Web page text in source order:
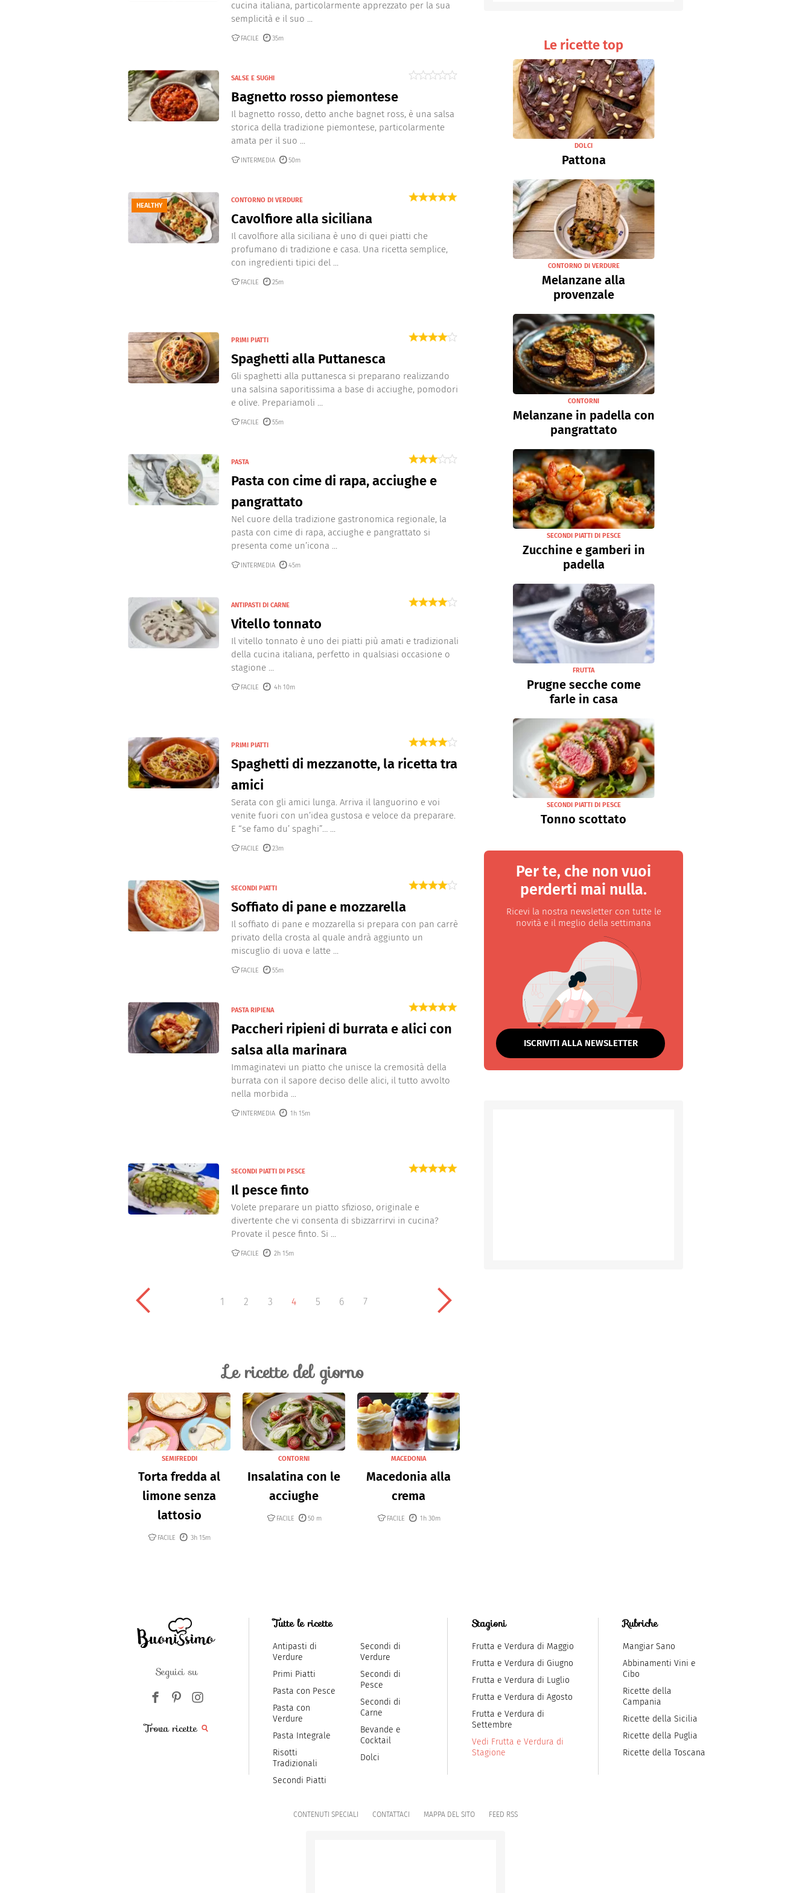
Pasqua
cucina italiana, particolarmente apprezzato per la sua
semplicità e il suo ...
FACILE 35m
SALSE E SUGHI
Bagnetto rosso piemontese
Il bagnetto rosso, detto anche bagnet ross, è una salsa
storica della tradizione piemontese, particolarmente
amata per il suo ...
INTERMEDIA 50m
HEALTHY
CONTORNO DI VERDURE
Cavolfiore alla siciliana
Il cavolfiore alla siciliana è uno di quei piatti che
profumano di tradizione e casa. Una ricetta semplice,
con ingredienti tipici del ...
FACILE 25m
PRIMI PIATTI
Spaghetti alla Puttanesca
Gli spaghetti alla puttanesca si preparano realizzando
una salsina saporitissima a base di acciughe, pomodori
e olive. Prepariamoli ...
FACILE 55m
PASTA
Pasta con cime di rapa, acciughe e
pangrattato
Nel cuore della tradizione gastronomica regionale, la
pasta con cime di rapa, acciughe e pangrattato si
presenta come un’icona ...
INTERMEDIA 45m
ANTIPASTI DI CARNE
Vitello tonnato
Il vitello tonnato è uno dei piatti più amati e tradizionali
della cucina italiana, perfetto in qualsiasi occasione o
stagione ...
FACILE 4h 10m
PRIMI PIATTI
Spaghetti di mezzanotte, la ricetta tra
amici
Serata con gli amici lunga. Arriva il languorino e voi
venite fuori con un’idea gustosa e veloce da preparare.
E “se famo du’ spaghi”… ...
FACILE 23m
SECONDI PIATTI
Soffiato di pane e mozzarella
Il soffiato di pane e mozzarella si prepara con pan carrè
privato della crosta al quale andrà aggiunto un
miscuglio di uova e latte ...
FACILE 55m
PASTA RIPIENA
Paccheri ripieni di burrata e alici con
salsa alla marinara
Immaginatevi un piatto che unisce la cremosità della
burrata con il sapore deciso delle alici, il tutto avvolto
nella morbida ...
INTERMEDIA 1h 15m
SECONDI PIATTI DI PESCE
Il pesce finto
Volete preparare un piatto sfizioso, originale e
divertente che vi consenta di sbizzarrirvi in cucina?
Provate il pesce finto. Si ...
FACILE 2h 15m
1 2 3 4 5 6 7
Le ricette del giorno
SEMIFREDDI
Torta fredda al
limone senza
lattosio
FACILE 3h 15m
CONTORNI
Insalatina con le
acciughe
FACILE 50 m
MACEDONIA
Macedonia alla
crema
FACILE 1h 30m
Le ricette top
DOLCI
Pattona
CONTORNO DI VERDURE
Melanzane alla
provenzale
CONTORNI
Melanzane in padella con
pangrattato
SECONDI PIATTI DI PESCE
Zucchine e gamberi in
padella
FRUTTA
Prugne secche come
farle in casa
SECONDI PIATTI DI PESCE
Tonno scottato
Per te, che non vuoi
perderti mai nulla.
Ricevi la nostra newsletter con tutte le
novità e il meglio della settimana
ISCRIVITI ALLA NEWSLETTER
Seguici su
Trova ricette
Tutte le ricette
Antipasti di
Verdure
Primi Piatti
Pasta con Pesce
Pasta con
Verdure
Pasta Integrale
Risotti
Tradizionali
Secondi Piatti
Secondi di
Verdure
Secondi di
Pesce
Secondi di
Carne
Bevande e
Cocktail
Dolci
Stagioni
Frutta e Verdura di Maggio
Frutta e Verdura di Giugno
Frutta e Verdura di Luglio
Frutta e Verdura di Agosto
Frutta e Verdura di
Settembre
Vedi Frutta e Verdura di
Stagione
Rubriche
Mangiar Sano
Abbinamenti Vini e
Cibo
Ricette della
Campania
Ricette della Sicilia
Ricette della Puglia
Ricette della Toscana
CONTENUTI SPECIALI CONTATTACI MAPPA DEL SITO FEED RSS